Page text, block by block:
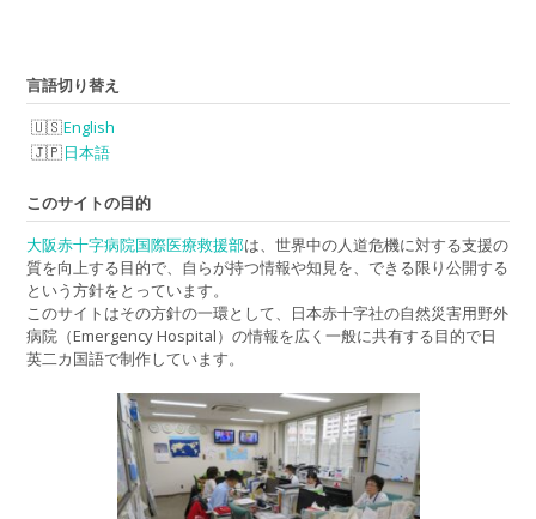
言語切り替え
English
日本語
このサイトの目的
大阪赤十字病院国際医療救援部は、世界中の人道危機に対する支援の
質を向上する目的で、自らが持つ情報や知見を、できる限り公開する
という方針をとっています。
このサイトはその方針の一環として、日本赤十字社の自然災害用野外
病院（Emergency Hospital）の情報を広く一般に共有する目的で日
英二カ国語で制作しています。